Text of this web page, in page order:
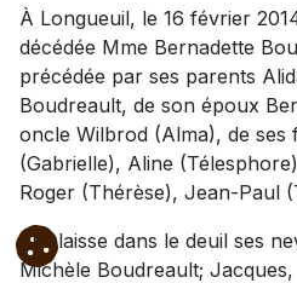
À Longueuil, le 16 février
décédée Mme Bernadette
précédée par ses parents
Boudreault, de son époux
oncle Wilbrod (Alma), de
(Gabrielle), Aline
Roger (Thérèse), Jean-Paul
Elle laisse dans le deuil ses
Michèle Boudreault;